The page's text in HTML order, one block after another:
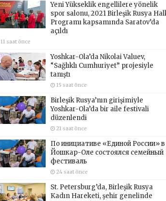
Yeni Yükseklik engellilere yönelik
spor salonu, 2021 Birleşik Rusya
Programı kapsamında Saratov’da
açıldı
11 saat önce
Yoshkar-Ola’da Nikolai Valuev,
“Sağlıklı Cumhuriyet” projesiyle
tanıştı
15 saat önce
Birleşik Rusya’nın girişimiyle
Yoshkar-Ola’da bir aile festivali
düzenlendi
21 saat önce
По инициативе «Единой России» в
Йошкар-Оле состоялся семейный
фестиваль
24 saat önce
St. Petersburg’da, Birleşik Rusya
Kadın Hareketi, şehir genelinde